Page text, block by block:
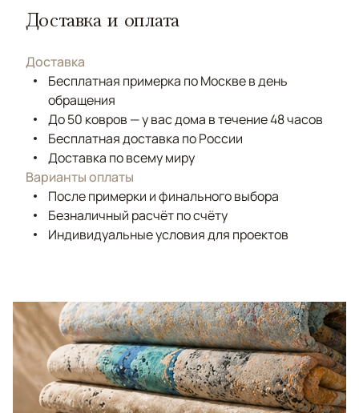
Доставка и оплата
Доставка
Бесплатная примерка по Москве в день
обращения
До 50 ковров — у вас дома в течение 48 часов
Бесплатная доставка по России
Доставка по всему миру
Варианты оплаты
После примерки и финального выбора
Безналичный расчёт по счёту
Индивидуальные условия для проектов